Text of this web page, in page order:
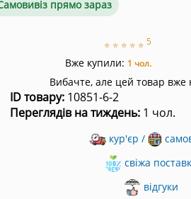
прямо зараз
⭐ ⭐ ⭐ ⭐ ⭐ 5
Вже купили: 1 чол.
Вибачте, але цей товар вже
ID товару: 10851-6-2
Переглядів на тиждень:1 чол.
кур'єр /
свіжа
відгуки